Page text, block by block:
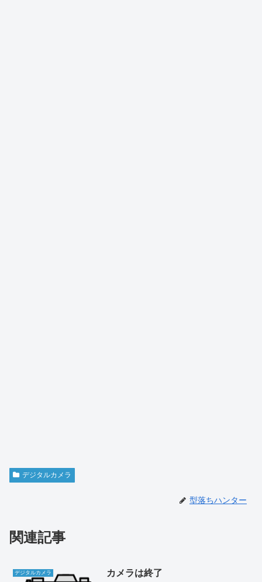
デジタルカメラ
型落ちハンター
関連記事
デジタルカメラ カメラは終了